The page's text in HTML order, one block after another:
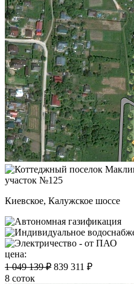
участок №125
Киевское, Калужское шоссе
цена:
1 049 139 ₽ 839 311 ₽
8 соток